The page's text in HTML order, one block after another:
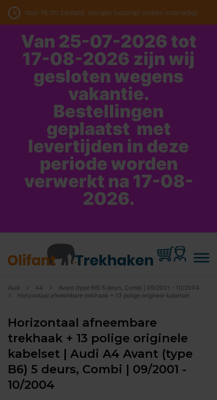
Voor 16:00 besteld, morgen bezorgd (indien voorradig)
Van 25-07-2026 tot
17-08-2026 zijn wij
gesloten wegens
vakantie.
Bestellingen
geplaatst met
levertijden in deze
periode worden
verwerkt na 17-08-
2026.
Audi A4
Avant (type B6) 5 deurs, Combi | 09/2001 - 10/2004
Horizontaal afneembare trekhaak + 13 polige originele kabelset
Horizontaal afneembare
trekhaak + 13 polige originele
kabelset | Audi A4 Avant (type
B6) 5 deurs, Combi | 09/2001 -
10/2004